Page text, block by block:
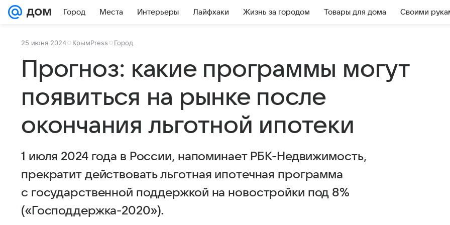
Город Места Интерьеры Лайфхаки Жизнь за городом Товары для дома Своими
25 июня 2024 КрымPress Город
Прогноз: какие программы могут
появиться на рынке после
окончания льготной ипотеки
1 июля 2024 года в России, напоминает РБК-Недвижимость,
прекратит действовать льготная ипотечная программа
с государственной поддержкой на новостройки под 8%
(«Господдержка-2020»).